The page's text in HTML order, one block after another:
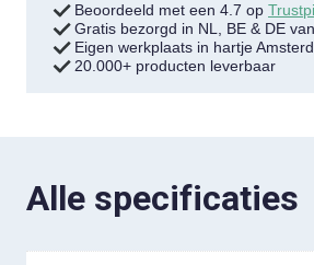
Beoordeeld met een 4.7 op
Gratis bezorgd in NL, BE & DE
Eigen werkplaats in hartje
20.000+ producten leverbaar
Alle specificaties